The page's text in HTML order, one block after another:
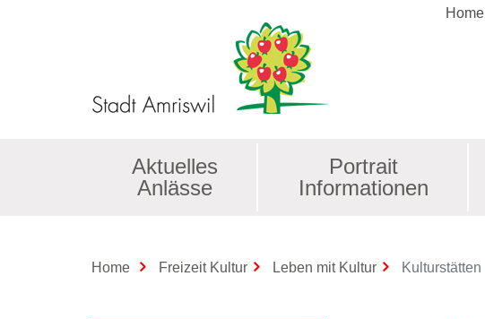
Home
Aktuelles
Anlässe
Portrait
Informationen
Home Freizeit Kultur Leben mit Kultur Kulturstätten